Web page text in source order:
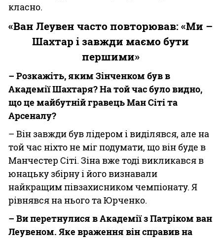
класно.
«Ван Леувен часто повторював: «Ми –
Шахтар і завжди маємо бути
першими»
– Розкажіть, яким Зінченком був в
Академії Шахтаря? На той час було видно,
що це майбутній гравець Ман Сіті та
Арсеналу?
– Він завжди був лідером і виділявся, але на
той час ніхто не міг подумати, що він буде в
Манчестер Сіті. Зіна вже тоді викликався в
юнацьку збірну і його визнавали
найкращим півзахисником чемпіонату. Я
рівнявся на нього та Юрченко.
– Ви перетнулися в Академії з Патріком ван
Леувеном. Яке враження він справив на